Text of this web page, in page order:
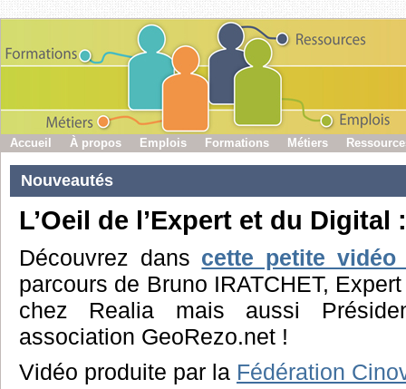
Accueil À propos Emplois Formations Métiers
Nouveautés
L’Oeil de l’Expert et du
Découvrez dans cette petite vidéo
parcours de Bruno IRATCHET,
chez Realia mais aussi
association GeoRezo.net !
Vidéo produite par la Fédération